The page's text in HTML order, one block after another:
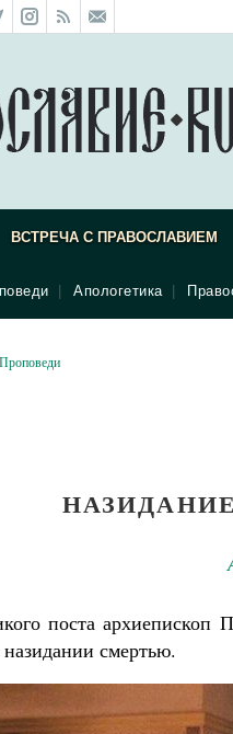
ВСТРЕЧА С ПРАВОСЛАВИЕМ
Апологетика
Проповеди
поста архиепископ
смертью.